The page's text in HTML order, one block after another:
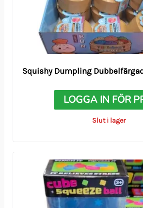
Squishy Dumpling
LOGGA IN FÖR
Slut i lager